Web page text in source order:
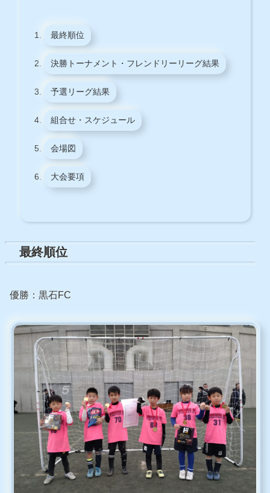
最終順位
決勝トーナメント・フレンドリーリーグ結果
予選リーグ結果
組合せ・スケジュール
会場図
大会要項
最終順位
優勝：黒石FC